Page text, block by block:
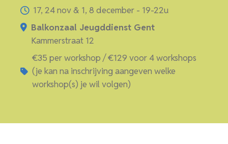
17, 24 nov & 1, 8 december - 19-22u
Balkonzaal Jeugddienst Gent
Kammerstraat 12
€35 per workshop / €129 voor 4 workshops
(je kan na inschrijving aangeven welke
workshop(s) je wil volgen)